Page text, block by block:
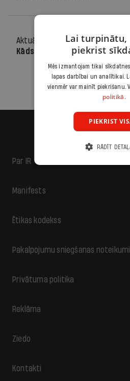
Aktuāli
30.01.2012.
Kāds ir «plāns B»
Par IR
Manifests
Ētikas kodekss
Pakalpojumu sniegšanas noteikumi
Privātuma politika
Reklāma
Ziedo
Kontakti
Lai turpinātu,
piekrist
Mēs izmantojam tikai
lapas darbībai un analītikai.
vienmēr var mainīt piekrišanu.
politikā.
PIEKRIST
RĀDĪT